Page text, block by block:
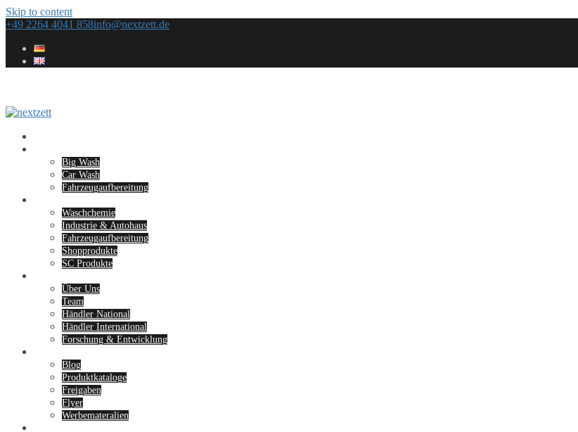
Skip to content
+49 2264 4041 858info@nextzett.de
Big Wash
Car Wash
Fahrzeugaufbereitung
Waschchemie
Industrie & Autohaus
Fahrzeugaufbereitung
Shopprodukte
SC Produkte
Über Uns
Team
Händler National
Händler International
Forschung & Entwicklung
Blog
Produktkataloge
Freigaben
Flyer
Werbemateralien